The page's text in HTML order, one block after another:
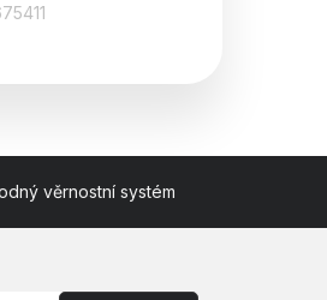
věrnostní systém